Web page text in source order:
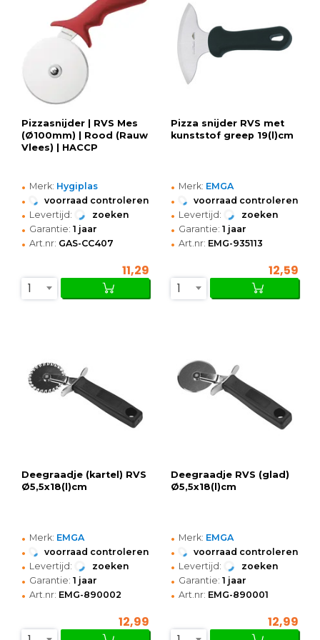
Pizzasnijder | RVS Mes
(Ø100mm) | Rood (Rauw
Vlees) | HACCP
• Merk: Hygiplas
• voorraad controleren
• Levertijd: zoeken
• Garantie: 1 jaar
• Art.nr: GAS-CC407
11,29
1
Pizza snijder RVS met
kunststof greep 19(l)cm
• Merk: EMGA
• voorraad controleren
• Levertijd: zoeken
• Garantie: 1 jaar
• Art.nr: EMG-935113
12,59
1
Deegraadje (kartel) RVS
Ø5,5x18(l)cm
• Merk: EMGA
• voorraad controleren
• Levertijd: zoeken
• Garantie: 1 jaar
• Art.nr: EMG-890002
12,99
Deegraadje RVS (glad)
Ø5,5x18(l)cm
• Merk: EMGA
• voorraad controleren
• Levertijd: zoeken
• Garantie: 1 jaar
• Art.nr: EMG-890001
12,99